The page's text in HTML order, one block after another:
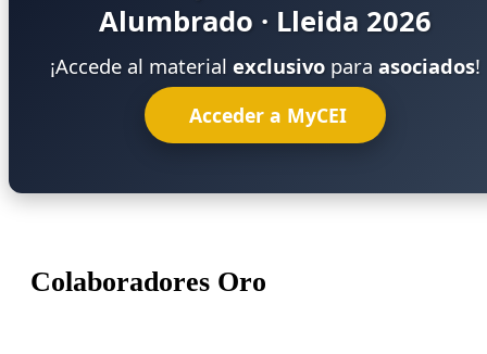
Alumbrado · Lleida 2026
¡Accede al material exclusivo para asociados!
​​ Acceder a MyCEI
Colaboradores Oro